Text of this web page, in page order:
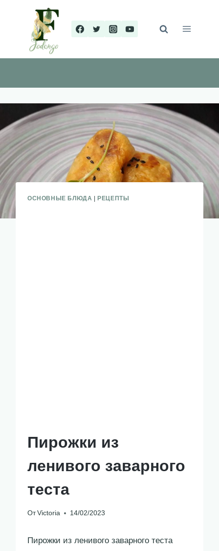
содержимому
ОСНОВНЫЕ БЛЮДА РЕЦЕПТЫ
Пирожки из
ленивого заварного
теста
От Victoria 14/02/2023
Пирожки из ленивого заварного теста